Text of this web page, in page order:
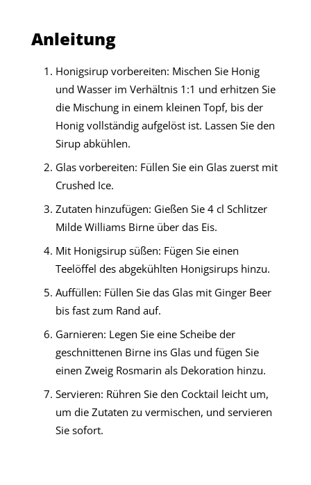
Anleitung
Honigsirup vorbereiten: Mischen Sie Honig
und Wasser im Verhältnis 1:1 und erhitzen Sie
die Mischung in einem kleinen Topf, bis der
Honig vollständig aufgelöst ist. Lassen Sie den
Sirup abkühlen.
Glas vorbereiten: Füllen Sie ein Glas zuerst mit
Crushed Ice.
Zutaten hinzufügen: Gießen Sie 4 cl Schlitzer
Milde Williams Birne über das Eis.
Mit Honigsirup süßen: Fügen Sie einen
Teelöffel des abgekühlten Honigsirups hinzu.
Auffüllen: Füllen Sie das Glas mit Ginger Beer
bis fast zum Rand auf.
Garnieren: Legen Sie eine Scheibe der
geschnittenen Birne ins Glas und fügen Sie
einen Zweig Rosmarin als Dekoration hinzu.
Servieren: Rühren Sie den Cocktail leicht um,
um die Zutaten zu vermischen, und servieren
Sie sofort.